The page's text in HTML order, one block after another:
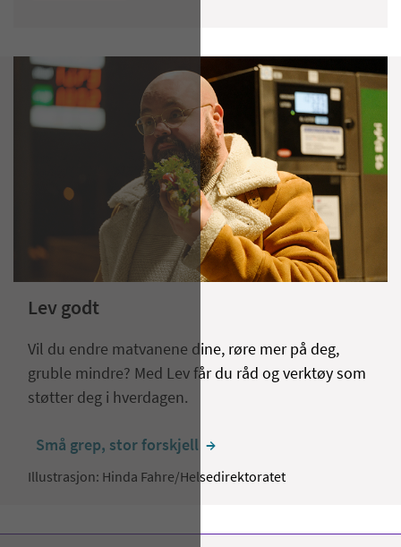
Lev godt
Vil du endre matvanene dine, røre mer på deg,
gruble mindre? Med Lev får du råd og verktøy som
støtter deg i hverdagen.
Små grep, stor forskjell
  →
Illustrasjon: Hinda Fahre/Helsedirektoratet